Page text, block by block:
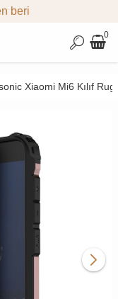
beri
0
Xiaomi Mi6 Kılıf